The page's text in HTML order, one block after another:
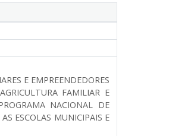
E EMPREENDEDORES
FAMILIAR E
NACIONAL DE
ESCOLAS MUNICIPAIS E